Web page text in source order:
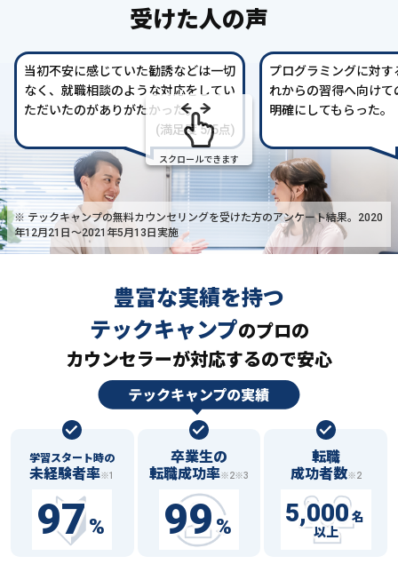
受けた人の声
当初不安に感じていた勧誘などは一切
なく、就職相談のような対応をしてい
ただいたのがありがたかった。
(満足度 5/5点)
プログラミングに対
れからの習得へ向け
明確にしてもらった。
スクロールできます
※ テックキャンプの無料カウンセリングを受けた方のアンケート結果。2020
年12月21日〜2021年5月13日実施
豊富な実績を持つ
テックキャンプのプロの
カウンセラーが対応するので安心
学習スタート時の
未経験者率※1
97%
卒業生の
転職成功率※2※3
99%
転職
成功者数※2
5,000 名
以上